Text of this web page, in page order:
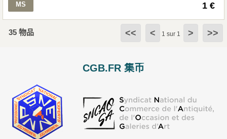
MS 1 €
35 物品 << < 1 sur 1 > >>
CGB.FR 集币